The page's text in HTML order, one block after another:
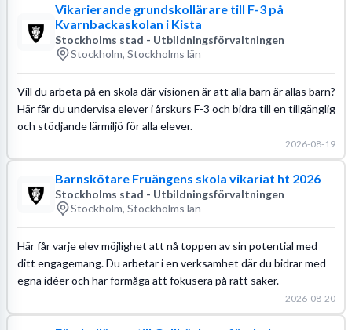
Vikarierande grundskollärare till F-3 på
Kvarnbackaskolan i Kista
Stockholms stad - Utbildningsförvaltningen
Stockholm, Stockholms län
Vill du arbeta på en skola där visionen är att alla barn är allas barn?
Här får du undervisa elever i årskurs F-3 och bidra till en tillgänglig
och stödjande lärmiljö för alla elever.
2026-08-19
Barnskötare Fruängens skola vikariat ht 2026
Stockholms stad - Utbildningsförvaltningen
Stockholm, Stockholms län
Här får varje elev möjlighet att nå toppen av sin potential med
ditt engagemang. Du arbetar i en verksamhet där du bidrar med
egna idéer och har förmåga att fokusera på rätt saker.
2026-08-20